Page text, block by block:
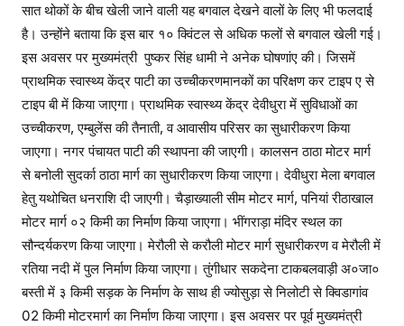
सात थोकों के बीच खेली जाने वाली यह बगवाल देखने वालों के लिए भी फलदाई
है। उन्होंने बताया कि इस बार १० क्विंटल से अधिक फलों से बगवाल खेली गई।
इस अवसर पर मुख्यमंत्री पुष्कर सिंह धामी ने अनेक घोषणांए की। जिसमें
प्राथमिक स्वास्थ्य केंद्र पाटी का उच्चीकरणमानकों का परिक्षण कर टाइप ए से
टाइप बी में किया जाएगा। प्राथमिक स्वास्थ्य केंद्र देवीधुरा में सुविधाओं का
उच्चीकरण, एम्बुलेंस की तैनाती, व आवासीय परिसर का सुधारीकरण किया
जाएगा। नगर पंचायत पाटी की स्थापना की जाएगी। कालसन ठाठा मोटर मार्ग
से बनोली सुदर्का ठाठा मार्ग का सुधारीकरण किया जाएगा। देवीधुरा मेला बगवाल
हेतु यथोचित धनराशि दी जाएगी। चैड़ाख्याली सीम मोटर मार्ग, पनियां रीठाखाल
मोटर मार्ग ०२ किमी का निर्माण किया जाएगा। भींगराड़ा मंदिर स्थल का
सौन्दर्यकरण किया जाएगा। मेरौली से करौली मोटर मार्ग सुधारीकरण व मेरौली में
रतिया नदी में पुल निर्माण किया जाएगा। तुंगीधार सकदेना टाकबलवाड़ी अ०जा०
बस्ती में ३ किमी सड़क के निर्माण के साथ ही ज्योसुड़ा से निलोटी से क्विडागांव
02 किमी मोटरमार्ग का निर्माण किया जाएगा। इस अवसर पर पूर्व मुख्यमंत्री